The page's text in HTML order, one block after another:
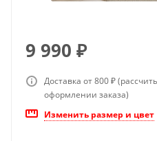
9 990 ₽
Доставка от 800 ₽
оформлении заказа)
Изменить размер и цвет